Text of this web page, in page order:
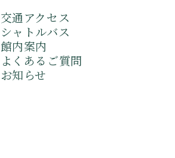
交通アクセス
シャトルバス
館内案内
よくあるご質問
お知らせ